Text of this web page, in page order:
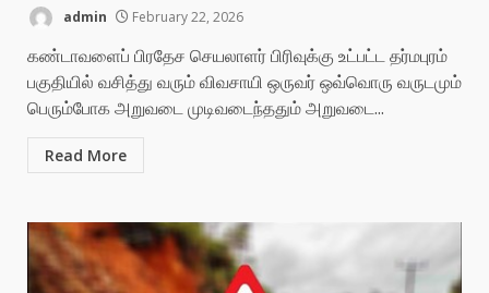
admin February 22, 2026
கண்டாவளைப் பிரதேச செயலாளர் பிரிவுக்கு உட்பட்ட தர்மபுரம்
பகுதியில் வசித்து வரும் விவசாயி ஒருவர் ஒவ்வொரு வருடமும்
பெரும்போக அறுவடை முடிவடைந்ததும் அறுவடை...
Read More